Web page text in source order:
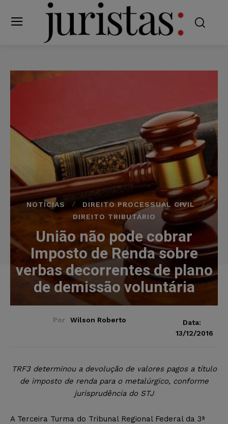
NOTÍCIAS
DIREITO PROCESSUAL CIVIL
DIREITO TRIBUTÁRIO
União não pode cobrar
Imposto de Renda sobre
verbas decorrentes de plano
de demissão voluntária
Por Wilson Roberto
Data:
13/12/2016
TRF3 determinou a devolução de valores pagos a título
de imposto de renda para o metalúrgico, conforme
jurisprudência do STJ
A Terceira Turma do Tribunal Regional Federal da 3ª